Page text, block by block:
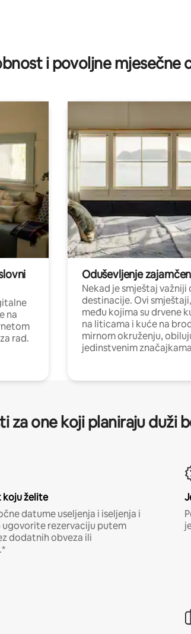
i povoljne mjesečne
na
rad.
Oduševljenje
Nekad je smještaj važniji
destinacije. Ovi smještaji,
među kojima su drvene
na liticama i kuće na
mirnom okruženju,
jedinstvenim
za one koji planiraju duži
koju želite
datume useljenja i iseljenja i
ugovorite rezervaciju putem
dodatnih obveza ili